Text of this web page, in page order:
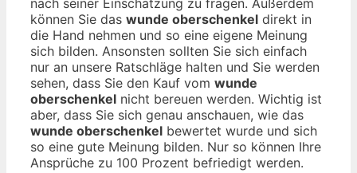
nach seiner Einschätzung zu fragen. Außerdem
können Sie das wunde oberschenkel direkt in
die Hand nehmen und so eine eigene Meinung
sich bilden. Ansonsten sollten Sie sich einfach
nur an unsere Ratschläge halten und Sie werden
sehen, dass Sie den Kauf vom wunde
oberschenkel nicht bereuen werden. Wichtig ist
aber, dass Sie sich genau anschauen, wie das
wunde oberschenkel bewertet wurde und sich
so eine gute Meinung bilden. Nur so können Ihre
Ansprüche zu 100 Prozent befriedigt werden.